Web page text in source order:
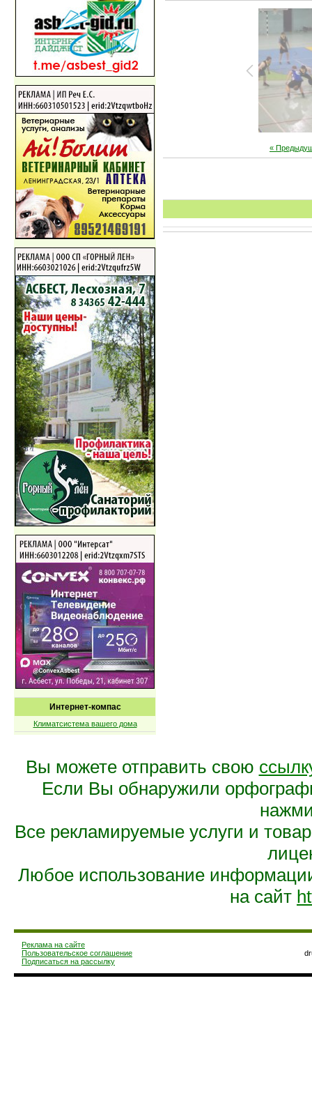
Интернет-компас
Климатсистема вашего дома
«
Вы можете отправить свою
Если Вы обнаружили
Все рекламируемые услуги и
Любое использование
на сайт
Реклама на сайте
Пользовательское соглашение
Подписаться на рассылку